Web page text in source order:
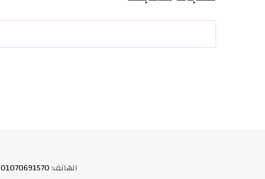
الهاتف:
01070691570